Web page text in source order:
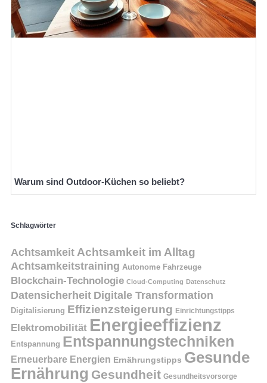
Warum sind Outdoor-Küchen so beliebt?
Schlagwörter
AchtsamkeitAchtsamkeit im Alltag
Achtsamkeitstraining Autonome Fahrzeuge
Blockchain-Technologie Cloud-Computing Datenschutz
Datensicherheit Digitale Transformation
Digitalisierung Effizienzsteigerung Einrichtungstipps
Elektromobilität Energieeffizienz
Entspannung Entspannungstechniken
Erneuerbare Energien Ernährungstipps Gesunde
Ernährung Gesundheit Gesundheitsvorsorge